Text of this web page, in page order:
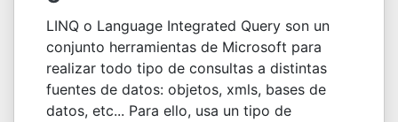
LINQ o Language Integrated Query son un
conjunto herramientas de Microsoft para
realizar todo tipo de consultas a distintas
fuentes de datos: objetos, xmls, bases de
datos, etc... Para ello, usa un tipo de